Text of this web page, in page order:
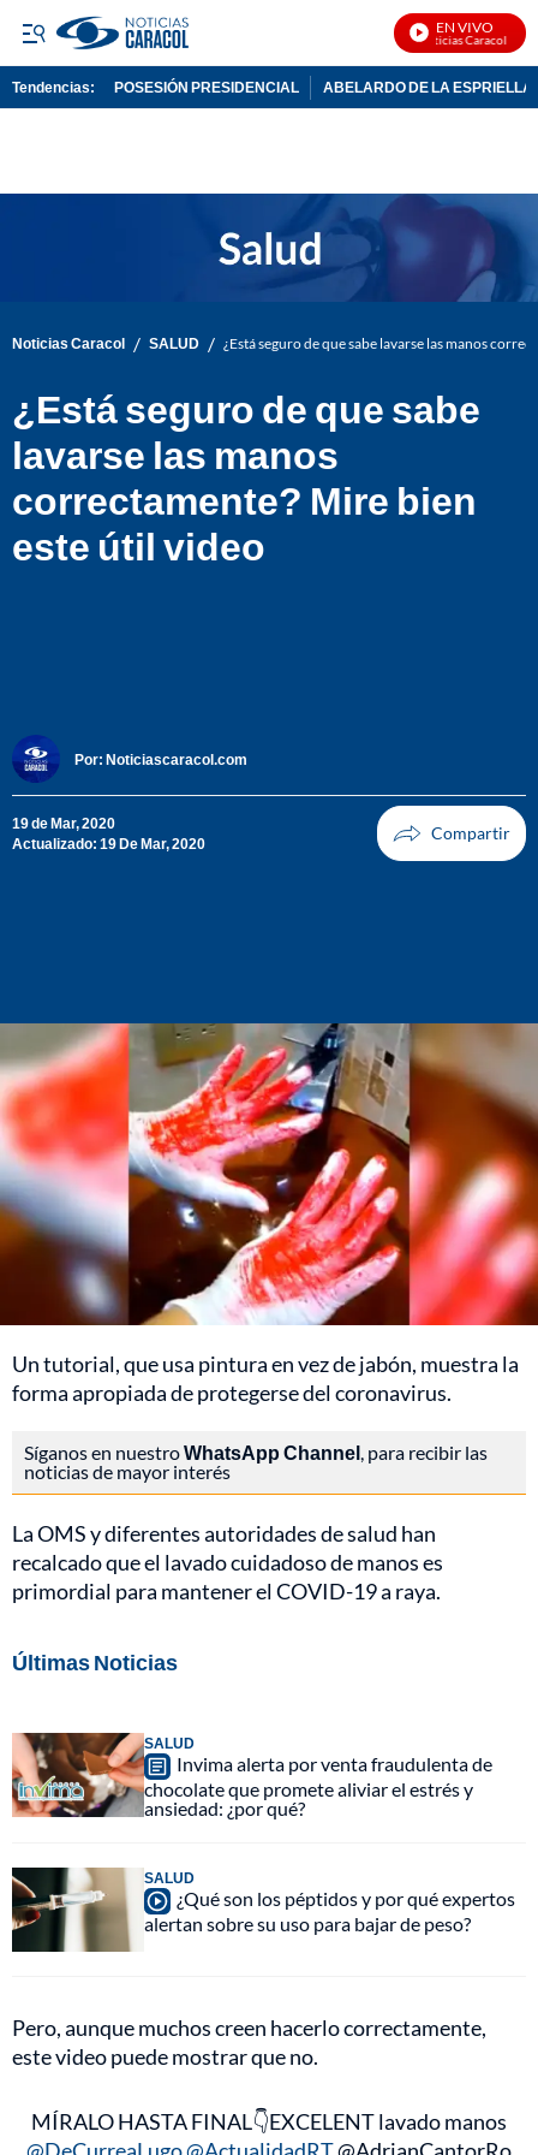
EN VIVO
Noticias Caracol En
Tendencias: POSESIÓN PRESIDENCIAL ABELARDO DE LA ESPRIELLA
Noticias Caracol / SALUD / ¿Está seguro de que sabe lavarse las manos
¿Está seguro de que sabe
lavarse las manos
correctamente? Mire bien
este útil video
Por: Noticiascaracol.com
19 de Mar, 2020
Actualizado: 19 De Mar, 2020
Un tutorial, que usa pintura en vez de jabón, muestra la
forma apropiada de protegerse del coronavirus.
Síganos en nuestroWhatsApp Channel, para recibir las
noticias de mayor interés
La OMS y diferentes autoridades de salud han
recalcado que el lavado cuidadoso de manos es
primordial para mantener el COVID-19 a raya.
Últimas Noticias
SALUD
Invima alerta por venta fraudulenta de
chocolate que promete aliviar el estrés y
ansiedad: ¿por qué?
SALUD
¿Qué son los péptidos y por qué expertos
alertan sobre su uso para bajar de peso?
Pero, aunque muchos creen hacerlo correctamente,
este video puede mostrar que no.
MÍRALO HASTA FINAL👇EXCELENT lavado manos